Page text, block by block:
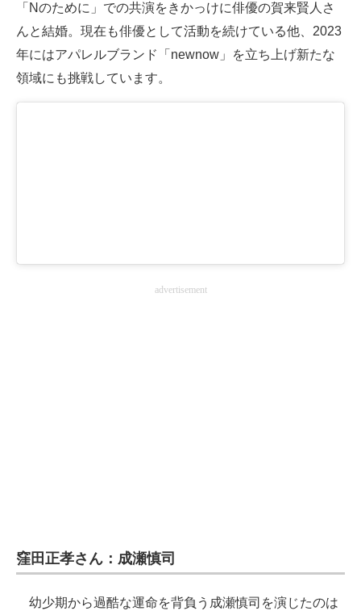
「Nのために」での共演をきかっけに俳優の賀来賢人さ
んと結婚。現在も俳優として活動を続けている他、2023
年にはアパレルブランド「newnow」を立ち上げ新たな
領域にも挑戦しています。
advertisement
窪田正孝さん：成瀬慎司
幼少期から過酷な運命を背負う成瀬慎司を演じたのは